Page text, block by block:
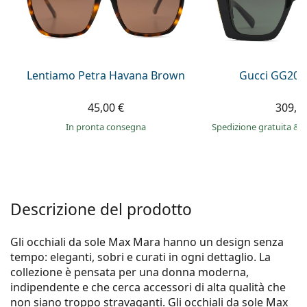
Persol
Prada
è offline
Lentiamo Petra Havana Brown
45,00 €
in pronta consegna
Gucci
Spedizione gratuita&
Descrizione del prodotto
Gli occhiali da sole Max Mara hanno un design senza
tempo: eleganti, sobri e curati in ogni dettaglio. La
collezione è pensata per una donna moderna,
indipendente e che cerca accessori di alta qualità che
non siano troppo stravaganti. Gli occhiali da sole Max